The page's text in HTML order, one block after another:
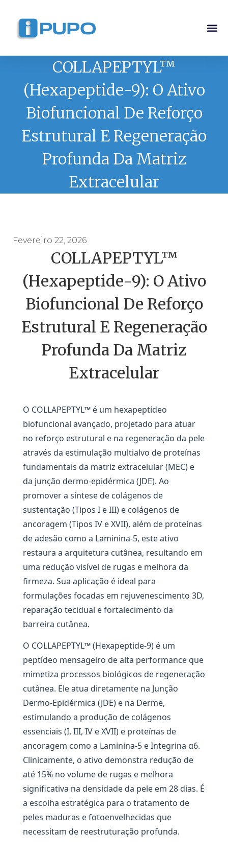
COLLAPEPTYL™
(Hexapeptide-9): O Ativo
Biofuncional De Reforço
Estrutural E Regeneração
Profunda Da Matriz
Extracelular
Fevereiro 22, 2026
COLLAPEPTYL™
(Hexapeptide-9): O Ativo
Biofuncional De Reforço
Estrutural E Regeneração
Profunda Da Matriz
Extracelular
O COLLAPEPTYL™ é um hexapeptídeo
biofuncional avançado, projetado para atuar
no reforço estrutural e na regeneração da pele
através da estimulação multialvo de proteínas
fundamentais da matriz extracelular (MEC) e
da junção dermo-epidérmica (JDE). Ao
promover a síntese de colágenos de
sustentação (Tipos I e III) e colágenos de
ancoragem (Tipos IV e XVII), além de proteínas
de adesão como a Laminina-5, este ativo
restaura a arquitetura cutânea, resultando em
uma redução visível de rugas e melhora da
firmeza. Sua aplicação é ideal para
formulações focadas em rejuvenescimento 3D,
reparação tecidual e fortalecimento da
barreira cutânea.
O COLLAPEPTYL™ (Hexapeptide-9) é um
peptídeo mensageiro de alta performance que
mimetiza processos biológicos de regeneração
cutânea. Ele atua diretamente na Junção
Dermo-Epidérmica (JDE) e na Derme,
estimulando a produção de colágenos
essenciais (I, III, IV e XVII) e proteínas de
ancoragem como a Laminina-5 e Integrina α6.
Clinicamente, o ativo demonstra redução de
até 15% no volume de rugas e melhora
significativa na densidade da pele em 28 dias. É
a escolha estratégica para o tratamento de
peles maduras e fotoenvelhecidas que
necessitam de reestruturação profunda.